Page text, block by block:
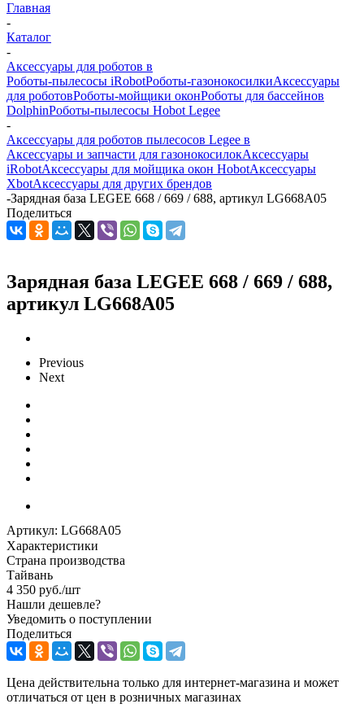
Главная
-
Каталог
-
Аксессуары для роботов в
Роботы-пылесосы iRobotРоботы-газонокосилкиАксессуары
для роботовРоботы-мойщики оконРоботы для бассейнов
DolphinРоботы-пылесосы Hobot Legee
-
Аксессуары для роботов пылесосов Legee в
Аксессуары и запчасти для газонокосилокАксессуары
iRobotАксессуары для мойщика окон HobotАксессуары
XbotАксессуары для других брендов
-Зарядная база LEGEE 668 / 669 / 688, артикул LG668A05
Поделиться
Зарядная база LEGEE 668 / 669 / 688,
артикул LG668A05
Previous
Next
Артикул: LG668A05
Характеристики
Страна производства
Тайвань
4 350 руб./шт
Нашли дешевле?
Уведомить о поступлении
Поделиться
Цена действительна только для интернет-магазина и может
отличаться от цен в розничных магазинах